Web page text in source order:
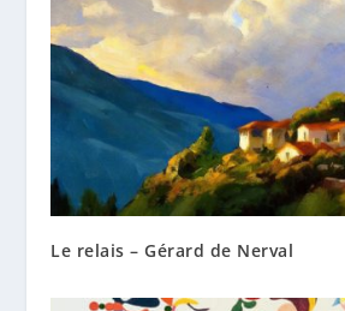
Le relais – Gérard de Nerval